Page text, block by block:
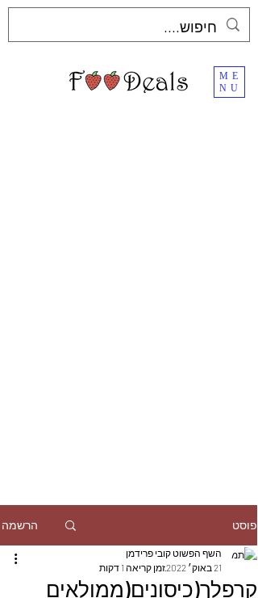
ME
NU
פוסט הרשמה
קרפלך(כיסונים(ממולאים
השף הפשוט קובי פרידמן
21 באוק׳ 2022
זמן קריאה 1 דקות